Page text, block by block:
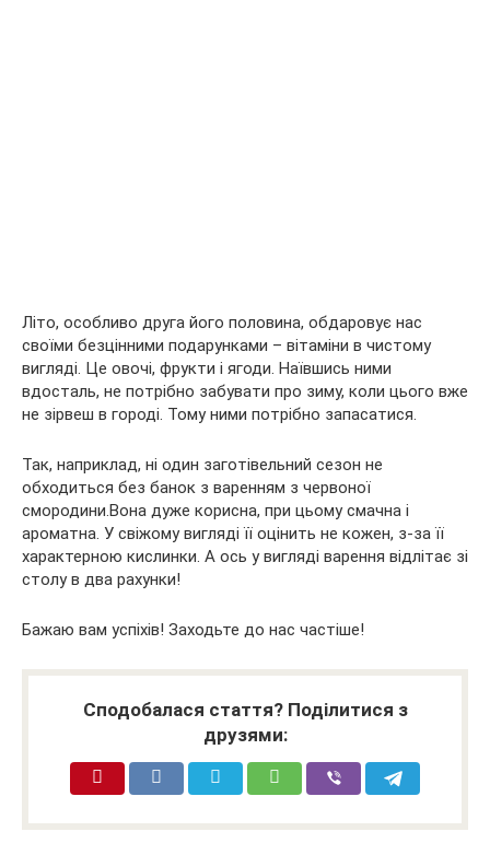
Літо, особливо друга його половина, обдаровує нас
своїми безцінними подарунками – вітаміни в чистому
вигляді. Це овочі, фрукти і ягоди. Наївшись ними
вдосталь, не потрібно забувати про зиму, коли цього вже
не зірвеш в городі. Тому ними потрібно запасатися.
Так, наприклад, ні один заготівельний сезон не
обходиться без банок з варенням з червоної
смородини.Вона дуже корисна, при цьому смачна і
ароматна. У свіжому вигляді її оцінить не кожен, з-за її
характерною кислинки. А ось у вигляді варення відлітає зі
столу в два рахунки!
Бажаю вам успіхів! Заходьте до нас частіше!
Сподобалася стаття? Поділитися з
друзями: